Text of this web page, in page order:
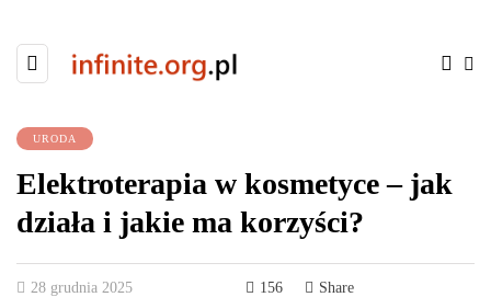
URODA
Elektroterapia w kosmetyce – jak
działa i jakie ma korzyści?
28 grudnia 2025 156 Share